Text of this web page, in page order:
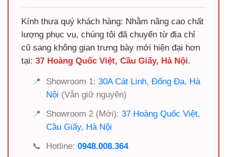
Kính thưa quý khách hàng: Nhằm nâng cao chất
lượng phục vụ, chúng tôi đã chuyển từ địa chỉ
cũ sang không gian trưng bày mới hiện đại hơn
tại: 37 Hoàng Quốc Việt, Cầu Giấy, Hà Nội.
📍 Showroom 1: 30A Cát Linh, Đống Đa, Hà
Nội (Vẫn giữ nguyên)
📍
Showroom 2 (Mới): 37 Hoàng Quốc Việt,
Cầu Giấy, Hà Nội
📞
Hotline: 0948.008.364